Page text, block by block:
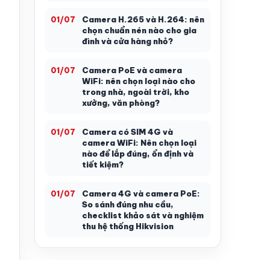
01/07
Camera H.265 và H.264: nên
chọn chuẩn nén nào cho gia
đình và cửa hàng nhỏ?
01/07
Camera PoE và camera
WiFi: nên chọn loại nào cho
trong nhà, ngoài trời, kho
xưởng, văn phòng?
01/07
Camera có SIM 4G và
camera WiFi: Nên chọn loại
nào để lắp đúng, ổn định và
tiết kiệm?
01/07
Camera 4G và camera PoE:
So sánh đúng nhu cầu,
checklist khảo sát và nghiệm
thu hệ thống Hikvision